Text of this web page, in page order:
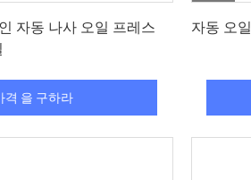
자동 나사 오일 프레스
격 을 구하라
자동 오